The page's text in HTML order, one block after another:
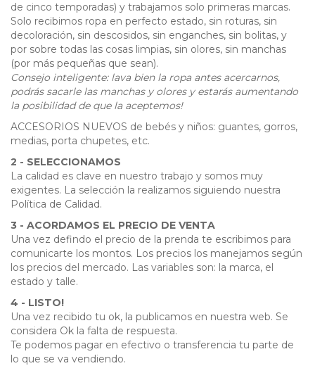
de cinco temporadas) y trabajamos solo primeras marcas.
Solo recibimos ropa en perfecto estado, sin roturas, sin
decoloración, sin descosidos, sin enganches, sin bolitas, y
por sobre todas las cosas limpias, sin olores, sin manchas
(por más pequeñas que sean).
Consejo inteligente: lava bien la ropa antes acercarnos,
podrás sacarle las manchas y olores y estarás aumentando
la posibilidad de que la aceptemos!
ACCESORIOS NUEVOS de bebés y niños: guantes, gorros,
medias, porta chupetes, etc.
2 - SELECCIONAMOS
La calidad es clave en nuestro trabajo y somos muy
exigentes. La selección la realizamos siguiendo nuestra
Política de Calidad.
3 - ACORDAMOS EL PRECIO DE VENTA
Una vez defindo el precio de la prenda te escribimos para
comunicarte los montos. Los precios los manejamos según
los precios del mercado. Las variables son: la marca, el
estado y talle.
4 - LISTO!
Una vez recibido tu ok, la publicamos en nuestra web. Se
considera Ok la falta de respuesta.
Te podemos pagar en efectivo o transferencia tu parte de
lo que se va vendiendo.